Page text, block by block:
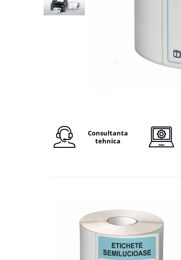
Plicuri de carton
Plicuri cu bule
Separatoare carton si coltare
Consultanta
tehnica